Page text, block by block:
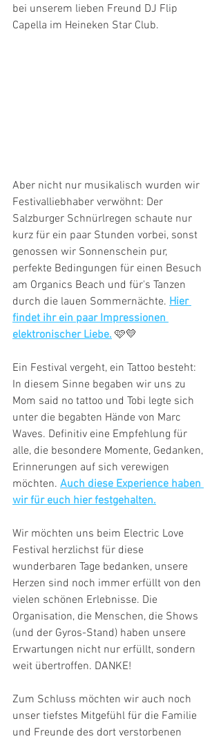
bei unserem lieben Freund DJ Flip
Capella im Heineken Star Club.
Aber nicht nur musikalisch wurden wir
Festivalliebhaber verwöhnt: Der
Salzburger Schnürlregen schaute nur
kurz für ein paar Stunden vorbei, sonst
genossen wir Sonnenschein pur,
perfekte Bedingungen für einen Besuch
am Organics Beach und für's Tanzen
durch die lauen Sommernächte. Hier
findet ihr ein paar Impressionen
elektronischer Liebe. 🩷💛
Ein Festival vergeht, ein Tattoo besteht:
In diesem Sinne begaben wir uns zu
Mom said no tattoo und Tobi legte sich
unter die begabten Hände von Marc
Waves. Definitiv eine Empfehlung für
alle, die besondere Momente, Gedanken,
Erinnerungen auf sich verewigen
möchten. Auch diese Experience haben
wir für euch hier festgehalten.
Wir möchten uns beim Electric Love
Festival herzlichst für diese
wunderbaren Tage bedanken, unsere
Herzen sind noch immer erfüllt von den
vielen schönen Erlebnisse. Die
Organisation, die Menschen, die Shows
(und der Gyros-Stand) haben unsere
Erwartungen nicht nur erfüllt, sondern
weit übertroffen. DANKE!
Zum Schluss möchten wir auch noch
unser tiefstes Mitgefühl für die Familie
und Freunde des dort verstorbenen